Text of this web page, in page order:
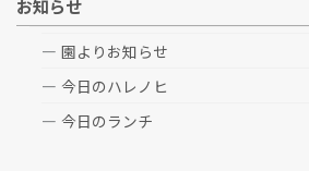
お知らせ
園よりお知らせ
今日のハレノヒ
今日のランチ